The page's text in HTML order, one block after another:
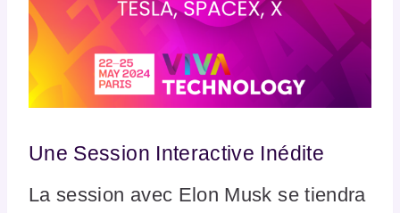
Une Session Interactive Inédite
La session avec Elon Musk se tiendra